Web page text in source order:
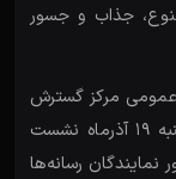
جذاب و جسور
عمومی مرکز گسترش
سینمای مستند، تجربی و پویانمایی، روز یکشنبه ۱۹ آذرماه نشست
نمایندگان رسانه‌ها